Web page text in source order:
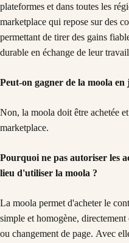
plateformes et dans toutes les
marketplace qui repose sur des
permettant de tirer des gains
durable en échange de leur
Peut-on gagner de la moola en
Non, la moola doit être achetée
marketplace.
Pourquoi ne pas autoriser les
lieu d'utiliser la moola ?
La moola permet d'acheter le
simple et homogène, directement
ou changement de page. Avec